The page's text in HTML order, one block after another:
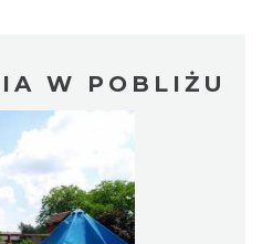
W POBLIŻU